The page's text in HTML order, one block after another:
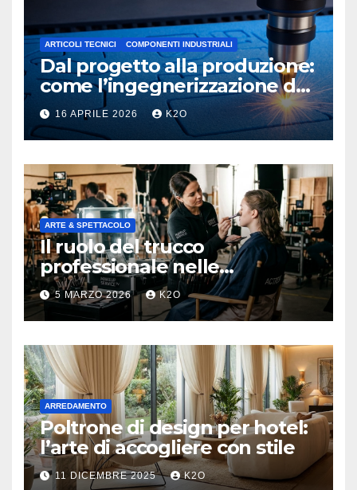
ARTICOLI TECNICI COMPONENTI INDUSTRIALI
Dal progetto alla produzione:
come l’ingegnerizzazione dei
materiali Espansi ottimizza la
supply chain industriale
16 APRILE 2026 K2O
ARTE & SPETTACOLO
Il ruolo del trucco
professionale nelle
produzioni televisive e
cinematografiche moderne
5 MARZO 2026 K2O
ARREDAMENTO
Poltrone di design per hotel:
l’arte di accogliere con stile
11 DICEMBRE 2025 K2O